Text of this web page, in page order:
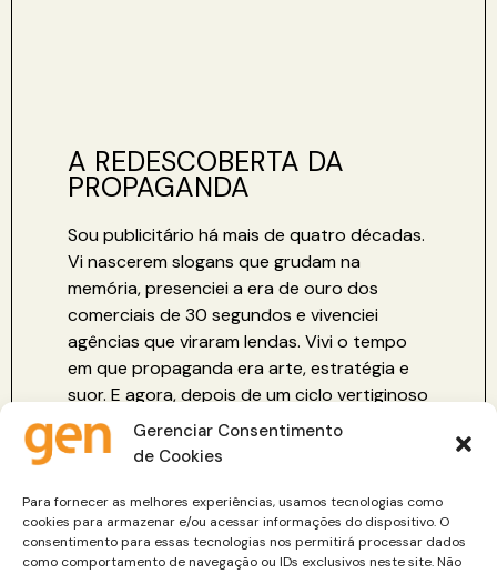
Gerenciar Consentimento
de Cookies
Para fornecer as melhores experiências, usamos tecnologias como
cookies para armazenar e/ou acessar informações do dispositivo. O
consentimento para essas tecnologias nos permitirá processar dados
como comportamento de navegação ou IDs exclusivos neste site. Não
A REDESCOBERTA DA
PROPAGANDA
Sou publicitário há mais de quatro décadas.
Vi nascerem slogans que grudam na
memória, presenciei a era de ouro dos
comerciais de 30 segundos e vivenciei
agências que viraram lendas. Vivi o tempo
em que propaganda era arte, estratégia e
suor. E agora, depois de um ciclo vertiginoso
de transformações, vejo — com curiosidade
e entusiasmo — o mundo voltar os olhos
Leia mais »